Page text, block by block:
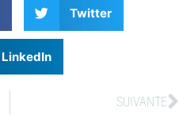
Twitter
LinkedIn
SUIVANTE